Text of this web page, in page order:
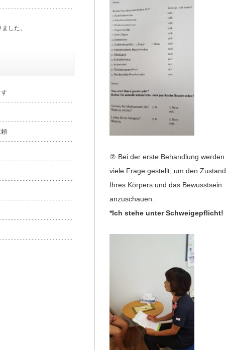
② Bei der erste Behandlung werden
viele Frage gestellt, um den Zustand
Ihres Körpers und das Bewusstsein
anzuschauen.
*Ich stehe unter Schweigepflicht!
した。
頼